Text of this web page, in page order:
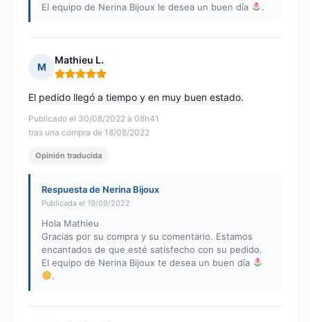
El equipo de Nerina Bijoux le desea un buen día .
M
Mathieu L.
Nota: 5 de 5
Publicado el 30/08/2022 à 08h41
tras una compra de 18/08/2022
El pedido llegó a tiempo y en muy buen estado.
Opinión traducida
Respuesta de Nerina Bijoux
Publicada el 19/09/2022
Hola Mathieu
Gracias por su compra y su comentario. Estamos
encantados de que esté satisfecho con su pedido.
El equipo de Nerina Bijoux te desea un buen día
.